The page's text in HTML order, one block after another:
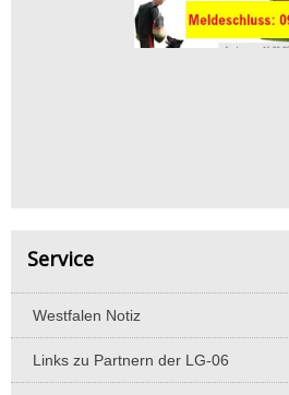
Service
Westfalen Notiz
Links zu Partnern der LG-06